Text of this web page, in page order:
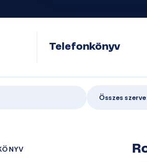
Telefonkönyv
Összes